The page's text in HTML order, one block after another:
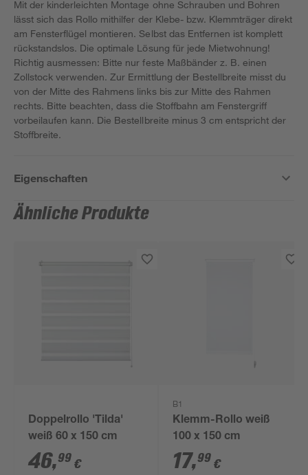
Mit der kinderleichten Montage ohne Schrauben und Bohren
lässt sich das Rollo mithilfer der Klebe- bzw. Klemmträger direkt
am Fensterflügel montieren. Selbst das Entfernen ist komplett
rückstandslos. Die optimale Lösung für jede Mietwohnung!
Richtig ausmessen: Bitte nur feste Maßbänder z. B. einen
Zollstock verwenden. Zur Ermittlung der Bestellbreite misst du
von der Mitte des Rahmens links bis zur Mitte des Rahmen
rechts. Bitte beachten, dass die Stoffbahn am Fenstergriff
vorbeilaufen kann. Die Bestellbreite minus 3 cm entspricht der
Stoffbreite.
Eigenschaften
Ähnliche Produkte
Doppelrollo 'Tilda'
weiß 60 x 150 cm
46,99 €
B1
Klemm-Rollo weiß
100 x 150 cm
17,99 €